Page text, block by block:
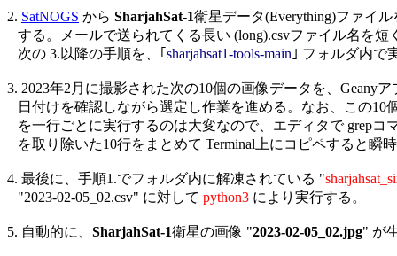
2. SatNOGS から SharjahSat-1衛星データ(Everything)ファイ
する。メールで送られてくる長い (long).csvファイル名を
   次の 3.以降の手順を、｢
sharjahsat1-tools-main ｣ フォルダ内で
3. 2023年2月に撮影された次の10個の画像データを、Geany
日付けを確認しながら選定し作業を進める。なお、この10
を一行ごとに実行するのは大変なので、エディタで grepコ
を取り除いた10行をまとめて Terminal上にコピペすると瞬
4. 最後に、手順1.でフォルダ内に解凍されている "
   "2023-02-05_02.csv" に対して
python3 により実行する。
5. 自動的に、 SharjahSat-1衛星の画像 "2023-02-05_02.jpg" が